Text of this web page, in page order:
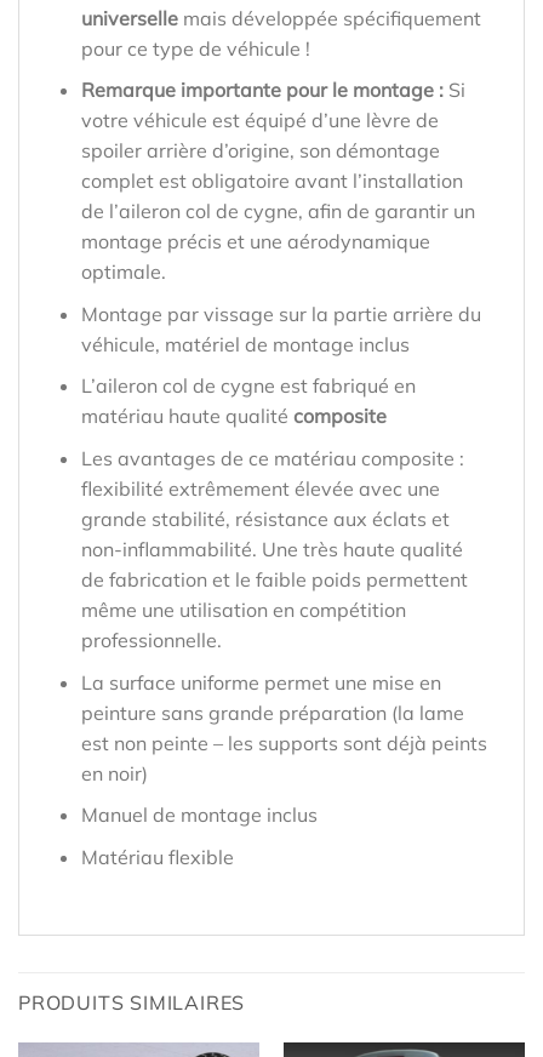
universellemais développée spécifiquement
pour ce type de véhicule !
Remarque importante pour le montage : Si
votre véhicule est équipé d’une lèvre de
spoiler arrière d’origine, son démontage
complet est obligatoire avant l’installation
de l’aileron col de cygne, afin de garantir un
montage précis et une aérodynamique
optimale.
Montage par vissage sur la partie arrière du
véhicule, matériel de montage inclus
L’aileron col de cygne est fabriqué en
matériau haute qualité composite
Les avantages de ce matériau composite :
flexibilité extrêmement élevée avec une
grande stabilité, résistance aux éclats et
non-inflammabilité. Une très haute qualité
de fabrication et le faible poids permettent
même une utilisation en compétition
professionnelle.
La surface uniforme permet une mise en
peinture sans grande préparation (la lame
est non peinte – les supports sont déjà peints
en noir)
Manuel de montage inclus
Matériau flexible
PRODUITS SIMILAIRES